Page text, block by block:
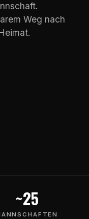
Weg nach
~25